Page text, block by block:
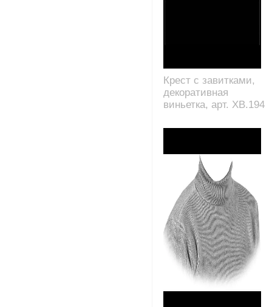
Крест с завитками,
декоративная
виньетка, арт. XB.194